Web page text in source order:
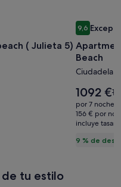
( Julieta 5)
( Julieta 5)
Galería
de
de
Close
to
the
9,69,6 sobre
Beach
Ciudadela
9 % de
El
precio
es
de
1092 €El
de
por 7 noches
156 € por
incluye tasas
de tu estilo